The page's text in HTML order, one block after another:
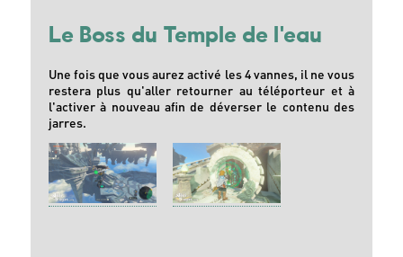
Le Boss du Temple de l'eau
Une fois que vous aurez activé les 4 vannes, il ne vous
restera plus qu'aller retourner au téléporteur et à
l'activer à nouveau afin de déverser le contenu des
jarres.